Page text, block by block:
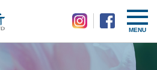
MENU